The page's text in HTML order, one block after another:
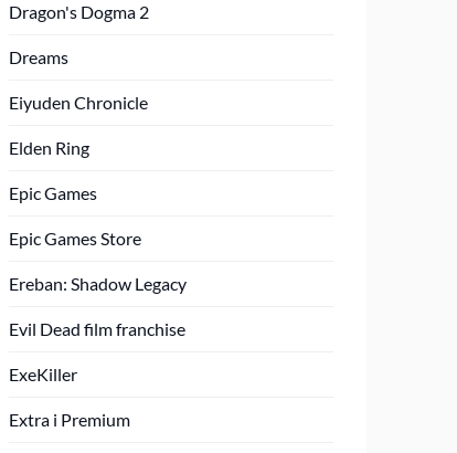
Dragon's Dogma 2
Dreams
Eiyuden Chronicle
Elden Ring
Epic Games
Epic Games Store
Ereban: Shadow Legacy
Evil Dead film franchise
ExeKiller
Extra i Premium